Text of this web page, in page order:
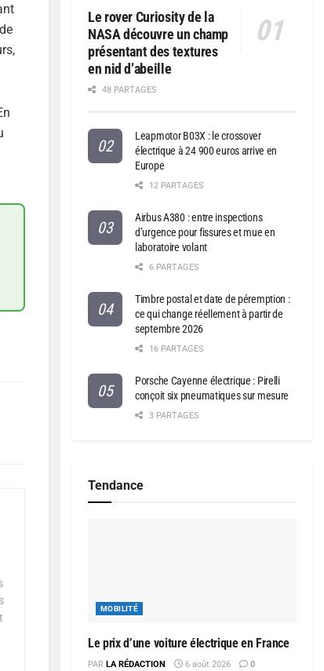
Le rover Curiosity de la
NASA découvre un champ
présentant des textures
en nid d’abeille
48 PARTAGES
Leapmotor B03X : le crossover
électrique à 24 900 euros arrive en
Europe
12 PARTAGES
Airbus A380 : entre inspections
d’urgence pour fissures et mue en
laboratoire volant
6 PARTAGES
Timbre postal et date de péremption :
ce qui change réellement à partir de
septembre 2026
16 PARTAGES
Porsche Cayenne électrique : Pirelli
conçoit six pneumatiques sur mesure
3 PARTAGES
Tendance
MOBILITÉ
Le prix d’une voiture électrique en France
PAR LA RÉDACTION 6 août 2026 0